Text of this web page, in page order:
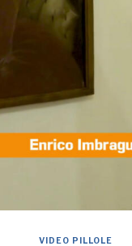
VIDEO PILLOLE